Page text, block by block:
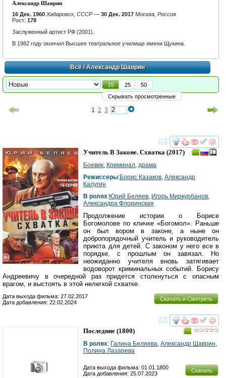
Александр Шаврин
16 Дек. 1960 Хабаровск, СССР— 30 Дек. 2017 Москва, Россия
Рост: 178
Заслуженный артист РФ (2001).
В 1982 году окончил Высшее театральное училище имени Щукина.
Всё/ Александр Шаврин
15 25
50
Скрывать просмотренные
1 2 3
смотреть
Учитель В Законе. Схватка (2017)
Боевик Криминал драма
Режиссеры:Борис Казаков Александр
Калугин
В ролях:Юрий Беляев Игорь Миркурбанов
Александра Флоринская
Продолжение истории о Борисе
Богомолове по кличке «Богомол». Раньше
он был вором в законе, а ныне он
добропорядочный учитель и руководитель
приюта для детей. С законом у него все в
порядке, с прошлым он завязал. Но
неожиданно учителя вновь затягивает
водоворот криминальных событий. Борису
Андреевичу в очередной раз придется столкнуться с опасным
врагом, и выстоять в этой нелегкой схватке.
Скачать и Смотреть
Дата выхода фильма: 27.02.2017
Дата добавления: 22.02.2024
смотреть
Последние (1800)
В ролях: Галина Беляева Александр Шаврин
Полина Лазарева
Скачать
Дата выхода фильма: 01.01.1800
Дата добавления: 25.07.2023